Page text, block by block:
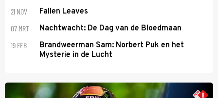
21 NOV Fallen Leaves
07 MRT Nachtwacht: De Dag van de Bloedmaan
19 FEB
Brandweerman Sam: Norbert Puk en het
Mysterie in de Lucht